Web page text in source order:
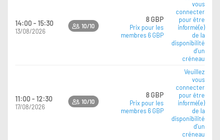
14:00 - 15:30
13/08/2026
10/10
8 GBP
Prix pour les
membres 6 GBP
vous
connecter
pour être
informé(e)
de la
disponibilité
d’un
créneau
11:00 - 12:30
17/08/2026
10/10
8 GBP
Prix pour les
membres 6 GBP
Veuillez
vous
connecter
pour être
informé(e)
de la
disponibilité
d’un
créneau